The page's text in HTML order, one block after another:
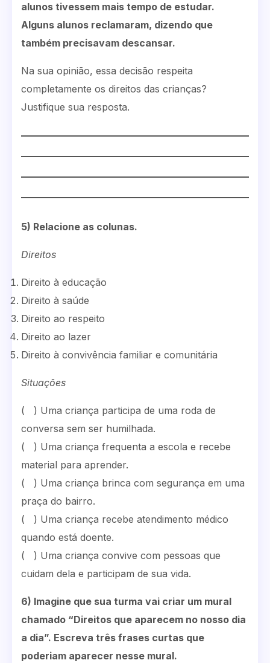
alunos tivessem mais tempo de estudar.
Alguns alunos reclamaram, dizendo que
também precisavam descansar.
Na sua opinião, essa decisão respeita
completamente os direitos das crianças?
Justifique sua resposta.
5) Relacione as colunas.
Direitos
Direito à educação
Direito à saúde
Direito ao respeito
Direito ao lazer
Direito à convivência familiar e comunitária
Situações
( ) Uma criança participa de uma roda de
conversa sem ser humilhada.
( ) Uma criança frequenta a escola e recebe
material para aprender.
( ) Uma criança brinca com segurança em uma
praça do bairro.
( ) Uma criança recebe atendimento médico
quando está doente.
( ) Uma criança convive com pessoas que
cuidam dela e participam de sua vida.
6) Imagine que sua turma vai criar um mural
chamado “Direitos que aparecem no nosso dia
a dia”. Escreva três frases curtas que
poderiam aparecer nesse mural.